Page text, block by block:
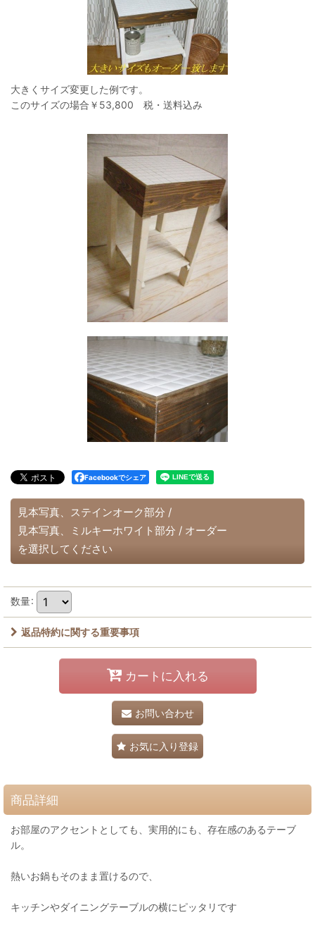
大きくサイズ変更した例です。
このサイズの場合￥53,800 税・送料込み
Facebookでシェア
見本写真、ステインオーク部分 /
見本写真、ミルキーホワイト部分 / オーダー
を選択してください
数量:
返品特約に関する重要事項
カートに入れる
お問い合わせ
お気に入り登録
商品詳細
お部屋のアクセントとしても、実用的にも、存在感のあるテーブ
ル。
熱いお鍋もそのまま置けるので、
キッチンやダイニングテーブルの横にピッタリです